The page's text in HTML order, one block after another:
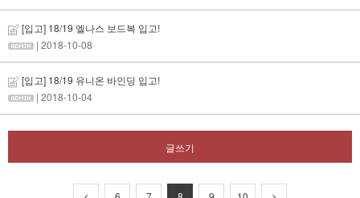
[입고] 18/19 엘나스 보드복 입고!
| 2018-10-08
[입고] 18/19 유니온 바인딩 입고!
| 2018-10-04
글쓰기